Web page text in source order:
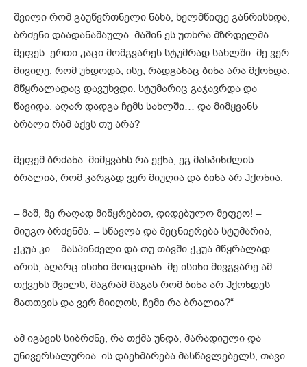
შვილი რომ გაუწვრთნელი ნახა, ხელმწიფე განრისხდა,
ბრძენი დაადანაშაულა. მაშინ ეს უთხრა მზრდელმა
მეფეს: ერთი კაცი მომგვარეს სტუმრად სახლში. მე ვერ
მივიღე, რომ უნდოდა, ისე, რადგანაც ბინა არა მქონდა.
მწყრალადაც დავუხვდი. სტუმარიც გაჯავრდა და
წავიდა. აღარ დადგა ჩემს სახლში… და მიმყვანს
ბრალი რამ აქვს თუ არა?
მეფემ ბრძანა: მიმყვანს რა ექნა, ეგ მასპინძლის
ბრალია, რომ კარგად ვერ მიუღია და ბინა არ ჰქონია.
– მაშ, მე რაღად მიწყრებით, დიდებულო მეფეო! –
მიუგო ბრძენმა. – სწავლა და მეცნიერება სტუმარია,
ჭკუა კი – მასპინძელი და თუ თავში ჭკუა მწყრალად
არის, აღარც ისინი მოიცდიან. მე ისინი მივგვარე ამ
თქვენს შვილს, მაგრამ მაგას რომ ბინა არ ჰქონდეს
მათთვის და ვერ მიიღოს, ჩემი რა ბრალია?“
ამ იგავის სიბრძნე, რა თქმა უნდა, მარადიული და
უნივერსალურია. ის დაეხმარება მასწავლებელს, თავი